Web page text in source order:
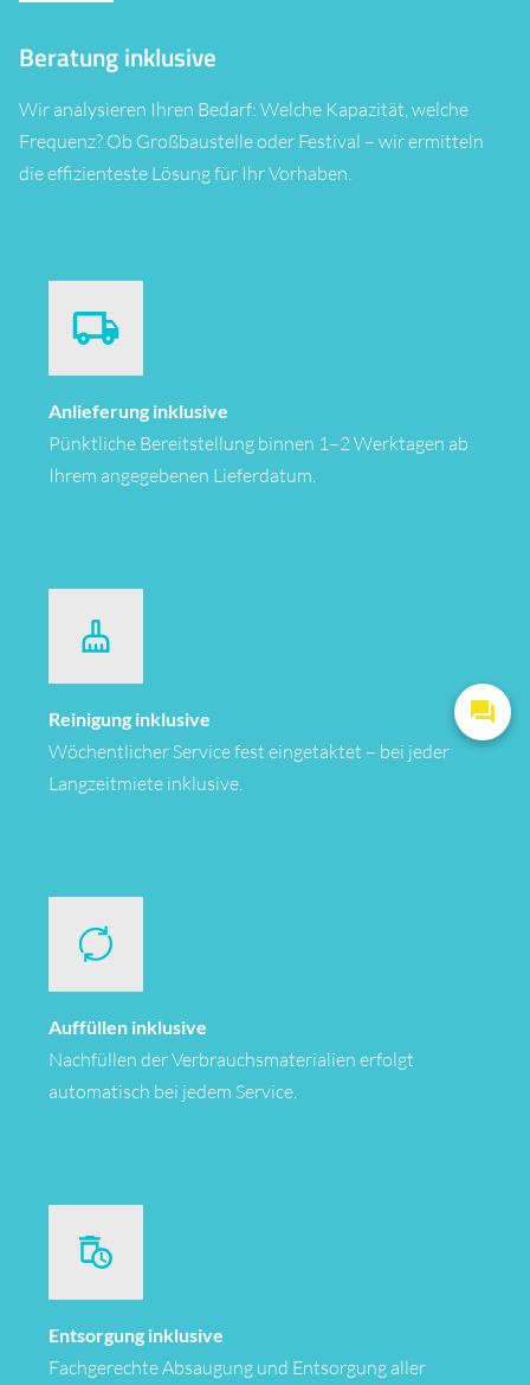
Beratung inklusive
Wir analysieren Ihren Bedarf: Welche Kapazität, welche
Frequenz? Ob Großbaustelle oder Festival – wir ermitteln
die effizienteste Lösung für Ihr Vorhaben.
Anlieferung inklusive
Pünktliche Bereitstellung binnen 1–2 Werktagen ab
Ihrem angegebenen Lieferdatum.
Reinigung inklusive
Wöchentlicher Service fest eingetaktet – bei jeder
Langzeitmiete inklusive.
Auffüllen inklusive
Nachfüllen der Verbrauchsmaterialien erfolgt
automatisch bei jedem Service.
Entsorgung inklusive
Fachgerechte Absaugung und Entsorgung aller